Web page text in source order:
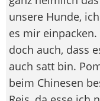
unsere Hunde,
es mir
doch auch, dass
auch satt bin.
beim Chinesen